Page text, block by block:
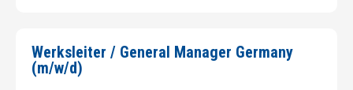
Werksleiter / General Manager Germany
(m/w/d)